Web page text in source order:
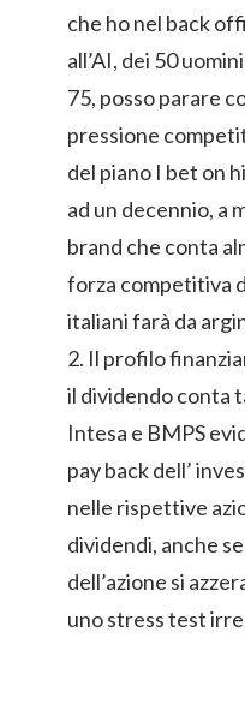
che ho nel back
all’AI, dei 50
75, posso parare
pressione
del piano I bet on
ad un decennio, a
brand che conta
forza competitiva
italiani farà da
2. Il profilo
il dividendo conta
Intesa e BMPS
pay back dell’
nelle rispettive
dividendi, anche
dell’azione si
uno stress test